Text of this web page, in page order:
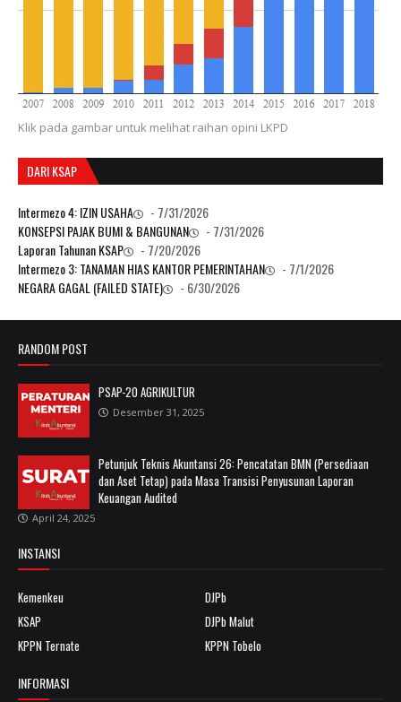
Klik pada gambar untuk melihat raihan opini LKPD
DARI KSAP
Intermezo 4: IZIN USAHA
- 7/31/2026
KONSEPSI PAJAK BUMI & BANGUNAN
- 7/31/2026
Laporan Tahunan KSAP
- 7/20/2026
Intermezo 3: TANAMAN HIAS KANTOR PEMERINTAHAN
- 7/1/2026
NEGARA GAGAL (FAILED STATE)
- 6/30/2026
RANDOM POST
PSAP-20 AGRIKULTUR
Desember 31, 2025
Petunjuk Teknis Akuntansi 26: Pencatatan BMN (Persediaan
dan Aset Tetap) pada Masa Transisi Penyusunan Laporan
Keuangan Audited
April 24, 2025
INSTANSI
Kemenkeu
DJPb
KSAP
DJPb Malut
KPPN Ternate
KPPN Tobelo
INFORMASI